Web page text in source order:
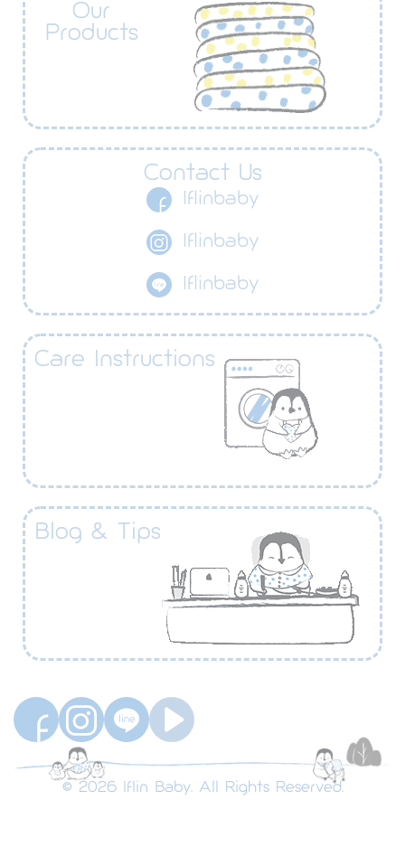
Our
Products
Contact Us
Iflinbaby
Iflinbaby
Iflinbaby
Care Instructions​
Blog & Tips
© 2026 Iflin Baby. All Rights Reserved.